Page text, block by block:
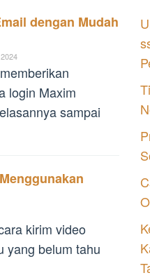
dengan Mudah
login Maxim
sampai
kirim video
yang belum tahu